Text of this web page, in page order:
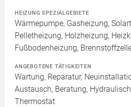
HEIZUNG SPEZIALGEBIETE
Wärmepumpe, Gasheizung,
Pelletheizung, Holzheizung,
Fußbodenheizung,
ANGEBOTENE TÄTIGKEITEN
Wartung, Reparatur,
Austausch, Beratung,
Thermostat